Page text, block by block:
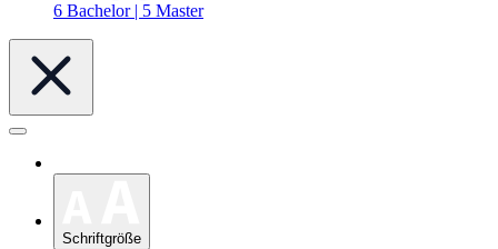
6 Bachelor | 5 Master
Schriftgröße